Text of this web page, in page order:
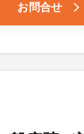
お問合せ